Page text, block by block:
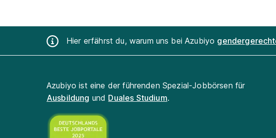
Hier erfährst du, warum uns bei Azubiyo
Azubiyo ist eine der führenden Spezial-Jobbörsen für
Ausbildung und Duales Studium.